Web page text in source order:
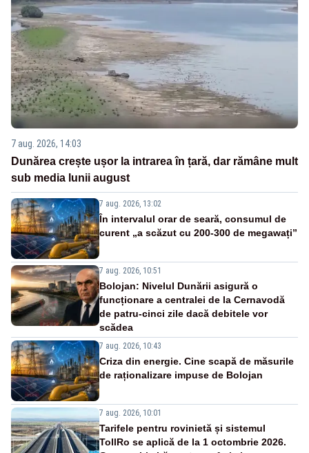
7 aug. 2026, 14:03
Dunărea crește ușor la intrarea în țară, dar rămâne mult
sub media lunii august
7 aug. 2026, 13:02
În intervalul orar de seară, consumul de
curent „a scăzut cu 200-300 de megawați”
7 aug. 2026, 10:51
Bolojan: Nivelul Dunării asigură o
funcționare a centralei de la Cernavodă
de patru-cinci zile dacă debitele vor
scădea
7 aug. 2026, 10:43
Criza din energie. Cine scapă de măsurile
de raționalizare impuse de Bolojan
7 aug. 2026, 10:01
Tarifele pentru rovinietă și sistemul
TollRo se aplică de la 1 octombrie 2026.